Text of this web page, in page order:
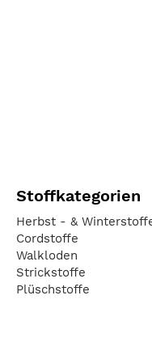
Stoffkategorien
Herbst - &
Cordstoffe
Walkloden
Strickstoffe
Plüschstoffe